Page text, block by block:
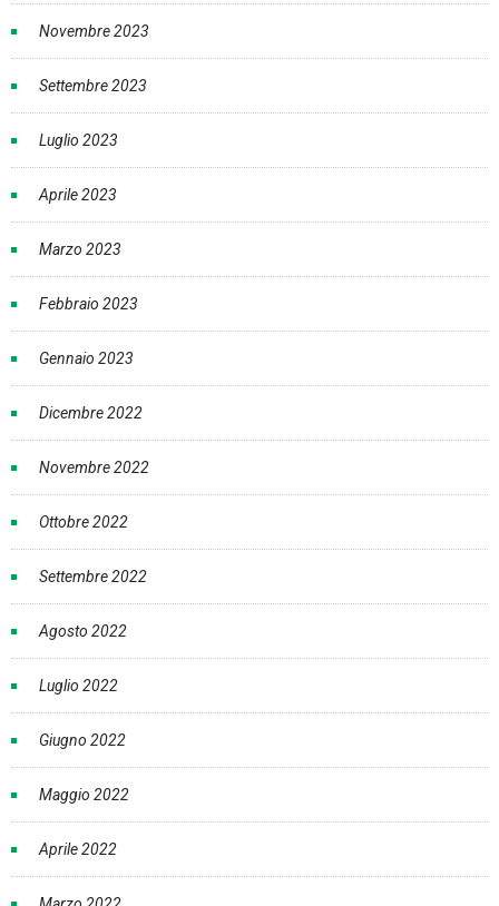
Novembre 2023
Settembre 2023
Luglio 2023
Aprile 2023
Marzo 2023
Febbraio 2023
Gennaio 2023
Dicembre 2022
Novembre 2022
Ottobre 2022
Settembre 2022
Agosto 2022
Luglio 2022
Giugno 2022
Maggio 2022
Aprile 2022